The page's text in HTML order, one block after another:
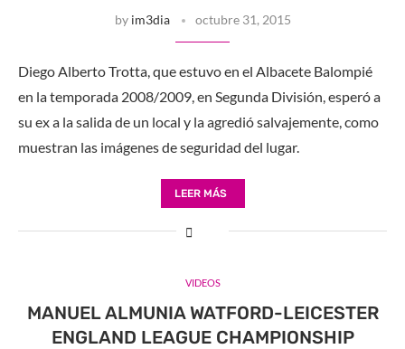
by im3dia octubre 31, 2015
Diego Alberto Trotta, que estuvo en el Albacete Balompié
en la temporada 2008/2009, en Segunda División, esperó a
su ex a la salida de un local y la agredió salvajemente, como
muestran las imágenes de seguridad del lugar.
LEER MÁS
VIDEOS
MANUEL ALMUNIA WATFORD-LEICESTER
ENGLAND LEAGUE CHAMPIONSHIP